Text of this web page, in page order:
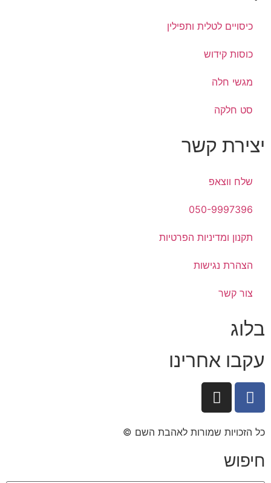
כיסויים לטלית ותפילין
כוסות קידוש
מגשי חלה
סט חלקה
יצירת קשר
שלח ווצאפ
050-9997396
תקנון ומדיניות הפרטיות
הצהרת נגישות
צור קשר
בלוג
עקבו אחרינו
כל הזכויות שמורות לאהבת השם ©​
חיפוש